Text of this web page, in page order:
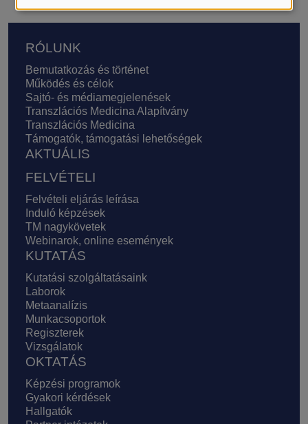
Lábléc
RÓLUNK
Bemutatkozás és történet
Működés és célok
Sajtó- és médiamegjelenések
Transzlációs Medicina Alapítvány
Transzlációs Medicina
Támogatók, támogatási lehetőségek
AKTUÁLIS
FELVÉTELI
Felvételi eljárás leírása
Induló képzések
TM nagykövetek
Webinarok, online események
KUTATÁS
Kutatási szolgáltatásaink
Laborok
Metaanalízis
Munkacsoportok
Regiszterek
Vizsgálatok
OKTATÁS
Képzési programok
Gyakori kérdések
Hallgatók